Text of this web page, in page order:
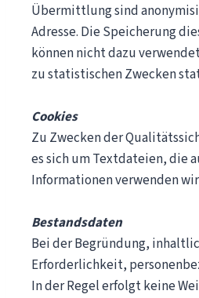
Übermittlung sind
Adresse. Die Speicherung
können nicht dazu
zu statistischen Zwecken
Cookies
Zu Zwecken der
es sich um Textdateien, die
Informationen verwenden
Bestandsdaten
Bei der Begründung,
Erforderlichkeit,
In der Regel erfolgt keine